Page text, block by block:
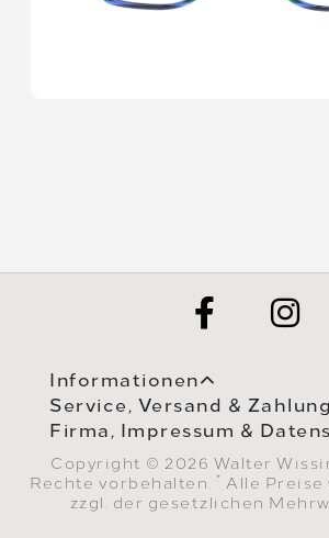
Informationen
Service, Versand & Zahlung
Firma, Impressum &
Copyright © 2026 Walter
Rechte vorbehalten.
* Alle Preise
zzgl. der gesetzlichen